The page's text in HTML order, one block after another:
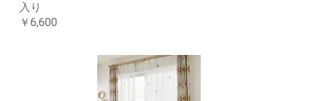
入り
￥6,600